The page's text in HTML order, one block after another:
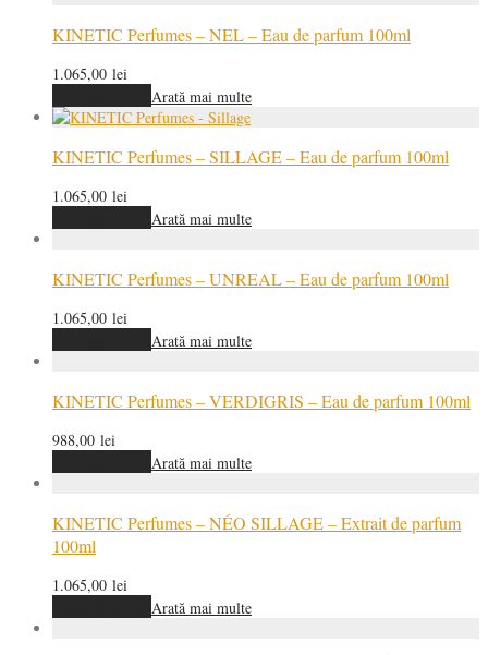
KINETIC Perfumes – NEL – Eau de parfum 100ml
1.065,00 lei
Arată mai multe
KINETIC Perfumes – SILLAGE – Eau de parfum 100ml
1.065,00 lei
Arată mai multe
KINETIC Perfumes – UNREAL – Eau de parfum 100ml
1.065,00 lei
Arată mai multe
KINETIC Perfumes – VERDIGRIS – Eau de parfum 100ml
988,00 lei
Arată mai multe
KINETIC Perfumes – NÉO SILLAGE – Extrait de parfum
100ml
1.065,00 lei
Arată mai multe